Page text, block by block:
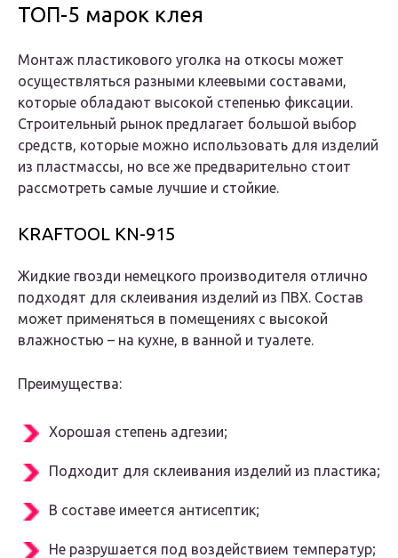
ТОП-5 марок клея
Монтаж пластикового уголка на откосы может
осуществляться разными клеевыми составами,
которые обладают высокой степенью фиксации.
Строительный рынок предлагает большой выбор
средств, которые можно использовать для изделий
из пластмассы, но все же предварительно стоит
рассмотреть самые лучшие и стойкие.
KRAFTOOL KN-915
Жидкие гвозди немецкого производителя отлично
подходят для склеивания изделий из ПВХ. Состав
может применяться в помещениях с высокой
влажностью – на кухне, в ванной и туалете.
Преимущества:
Хорошая степень адгезии;
Подходит для склеивания изделий из пластика;
В составе имеется антисептик;
Не разрушается под воздействием температур;